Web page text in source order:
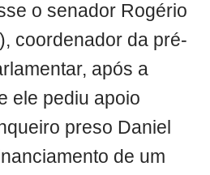
o senador Rogério
coordenador da pré-
após a
ele pediu apoio
preso Daniel
de um